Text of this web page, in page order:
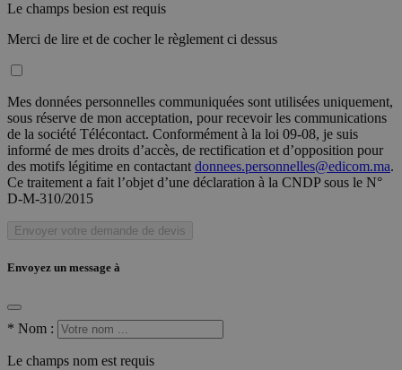
Le champs besion est requis
Merci de lire et de cocher le règlement ci dessus
Mes données personnelles communiquées sont utilisées uniquement,
sous réserve de mon acceptation, pour recevoir les communications
de la société Télécontact. Conformément à la loi 09-08, je suis
informé de mes droits d’accès, de rectification et d’opposition pour
des motifs légitime en contactant donnees.personnelles@edicom.ma.
Ce traitement a fait l’objet d’une déclaration à la CNDP sous le N°
D-M-310/2015
Envoyer votre demande de devis
Envoyez un message à
* Nom :
Le champs nom est requis